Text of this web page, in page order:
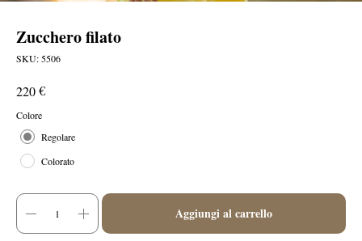
Zucchero filato
SKU: 5506
220€
Colore
Regolare
Colorato
Aggiungi al carrello